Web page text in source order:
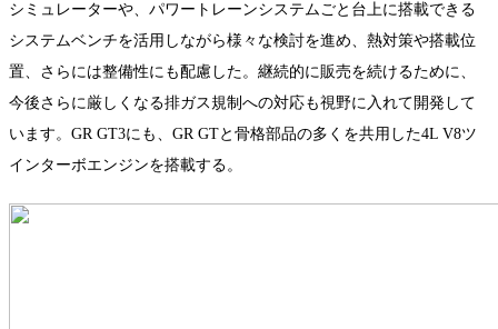
シミュレーターや、パワートレーンシステムごと台上に搭載できる
システムベンチを活用しながら様々な検討を進め、熱対策や搭載位
置、さらには整備性にも配慮した。継続的に販売を続けるために、
今後さらに厳しくなる排ガス規制への対応も視野に入れて開発して
います。GR GT3にも、GR GTと骨格部品の多くを共用した4L V8ツ
インターボエンジンを搭載する。